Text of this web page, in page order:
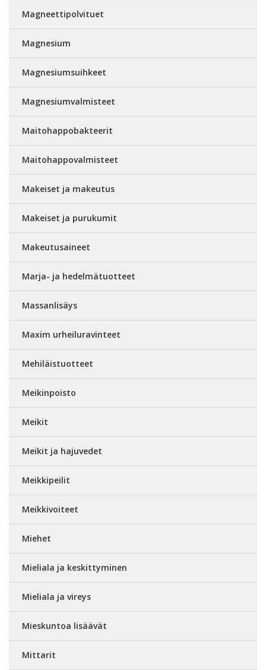
Magneettipolvituet
Magnesium
Magnesiumsuihkeet
Magnesiumvalmisteet
Maitohappobakteerit
Maitohappovalmisteet
Makeiset ja makeutus
Makeiset ja purukumit
Makeutusaineet
Marja- ja hedelmätuotteet
Massanlisäys
Maxim urheiluravinteet
Mehiläistuotteet
Meikinpoisto
Meikit
Meikit ja hajuvedet
Meikkipeilit
Meikkivoiteet
Miehet
Mieliala ja keskittyminen
Mieliala ja vireys
Mieskuntoa lisäävät
Mittarit